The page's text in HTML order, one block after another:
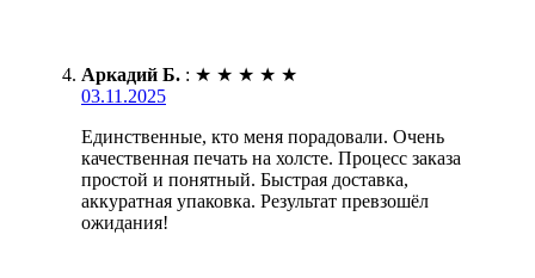
Аркадий Б. : ★ ★ ★ ★ ★
03.11.2025
Единственные, кто меня порадовали. Очень
качественная печать на холсте. Процесс заказа
простой и понятный. Быстрая доставка,
аккуратная упаковка. Результат превзошёл
ожидания!